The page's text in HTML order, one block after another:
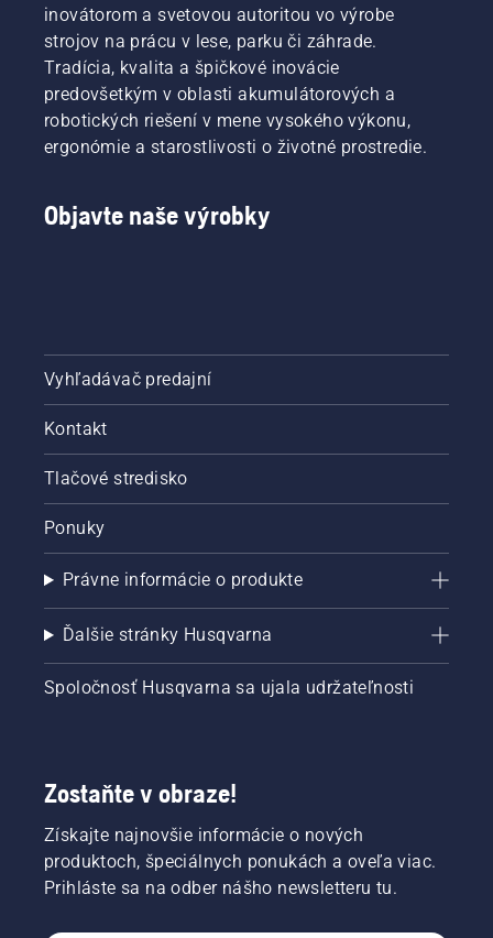
inovátorom a svetovou autoritou vo výrobe
strojov na prácu v lese, parku či záhrade.
Tradícia, kvalita a špičkové inovácie
predovšetkým v oblasti akumulátorových a
robotických riešení v mene vysokého výkonu,
ergonómie a starostlivosti o životné prostredie.
Objavte naše výrobky
Vyhľadávač predajní
Kontakt
Tlačové stredisko
Ponuky
Právne informácie o produkte
Ďalšie stránky Husqvarna
Spoločnosť Husqvarna sa ujala udržateľnosti
Zostaňte v obraze!
Získajte najnovšie informácie o nových
produktoch, špeciálnych ponukách a oveľa viac.
Prihláste sa na odber nášho newsletteru tu.